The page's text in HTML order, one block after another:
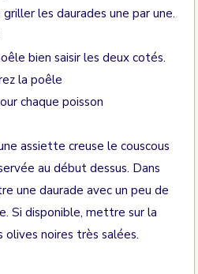
les daurades une par une.
bien saisir les deux cotés.
la poêle
chaque poisson
assiette creuse le couscous
au début dessus. Dans
une daurade avec un peu de
Si disponible, mettre sur la
noires très salées.